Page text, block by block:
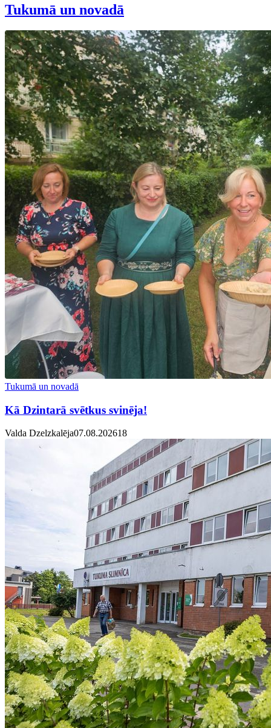
Tukumā un novadā
Tukumā un novadā
Kā Dzintarā svētkus svinēja!
Valda Dzelzkalēja07.08.202618